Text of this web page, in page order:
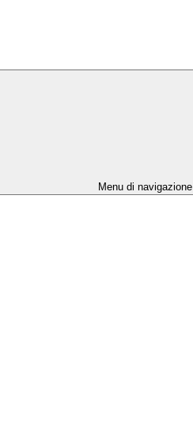
Menu di navigazione